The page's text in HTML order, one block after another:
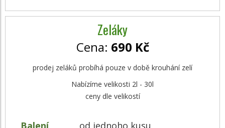
Zeláky
Cena: 690 Kč
prodej zeláků probíhá pouze v době krouhání zelí
Nabízíme velikosti 2l - 30l
ceny dle velikostí
Balení od jednoho kusu